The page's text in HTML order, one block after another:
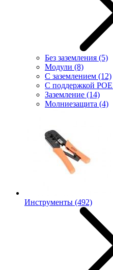
Без заземления (5)
Модули (8)
С заземлением (12)
С поддержкой POE
Заземление (14)
Молниезащита (4)
Инструменты (492)